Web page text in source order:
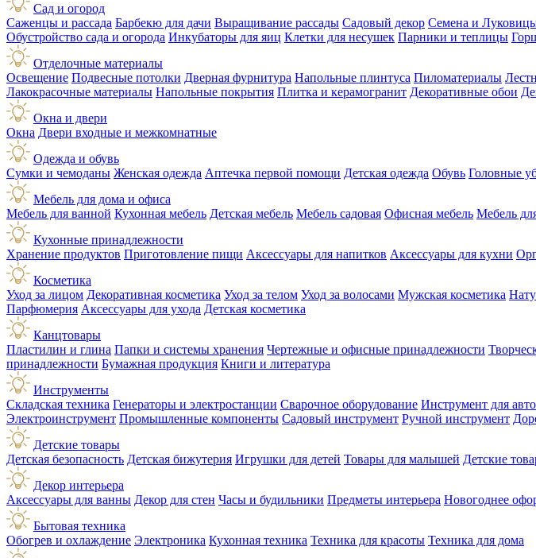
Сад и огород
Саженцы и рассада Барбекю для дачи Выращивание рассады Садовый декор Семена и
Обустройство сада и огорода Инкубаторы для яиц Клетки для несушек Парники и теплицы
Отделочные материалы
Освещение Подвесные потолки Дверная фурнитура Напольные плинтуса Пиломатериалы
Лакокрасочные материалы Напольные покрытия Плитка и керамогранит Декоративные обои
Окна и двери
Окна Двери входные и межкомнатные
Одежда и обувь
Сумки и чемоданы Женская одежда Аптечка первой помощи Детская одежда Обувь Головные
Мебель для дома и офиса
Мебель для ванной Кухонная мебель Детская мебель Мебель садовая Офисная мебель Мебель
Кухонные принадлежности
Хранение продуктов Приготовление пищи Аксессуары для напитков Аксессуары для кухни
Косметика
Уход за лицом Декоративная косметика Уход за телом Уход за волосами Мужская косметика
Парфюмерия Аксессуары для ухода Детская косметика
Канцтовары
Пластилин и глина Папки и системы хранения Чертежные и офисные принадлежности
принадлежности Бумажная продукция Книги и литература
Инструменты
Складская техника Генераторы и электростанции Сварочное оборудование Инструмент для
Электроинструмент Промышленные компоненты Садовый инструмент Ручной инструмент
Детские товары
Детская безопасность Детская бижутерия Игрушки для детей Товары для малышей Детские
Декор интерьера
Аксессуары для ванны Декор для стен Часы и будильники Предметы интерьера Новогоднее
Бытовая техника
Обогрев и охлаждение Электроника Кухонная техника Техника для красоты Техника для дома